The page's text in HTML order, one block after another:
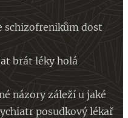
schizofrenikům dost
brát léky holá
názory záleží u jaké
posudkový lékař